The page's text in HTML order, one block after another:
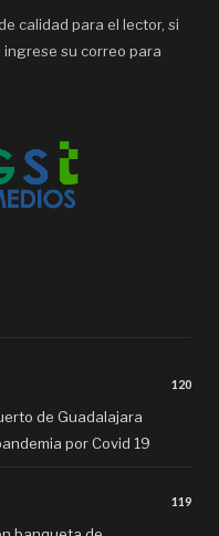
calidad para el lector, si
su correo para
120
de Guadalajara
por Covid 19
119